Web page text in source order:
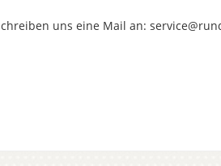
uns eine Mail an: